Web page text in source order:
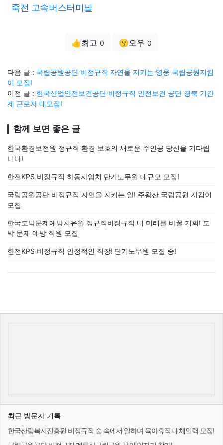
죽전 고속버스터미널
👍최고 0 😗오우 0
다음 글 : 국립공원공단 비정규직 자연을 지키는 영웅 국립공원지킴
이 모집!
이전 글 : 한국산업안전보건공단 비정규직 안전보건 공단 경북 기간
제 근로자 대모집!
함께 보면 좋은 글
한국환경보전원 정규직 환경 보호의 새로운 주인공 당신을 기다립
니다!
한전KPS 비정규직 하동사업처 단기노무원 대규모 모집!
국립공원공단 비정규직 자연을 지키는 일! 주왕산 국립공원 지킴이
모집
한국도박문제예방치유원 정규직비정규직 내 미래를 바꿀 기회! 도
박 문제 예방 직원 모집
한전KPS 비정규직 안정적인 직장! 단기노무원 모집 중!
최근 방문자 기록
한국산림복지진흥원 비정규직 숲 속에서 일하며 육아휴직 대체인력 모집!